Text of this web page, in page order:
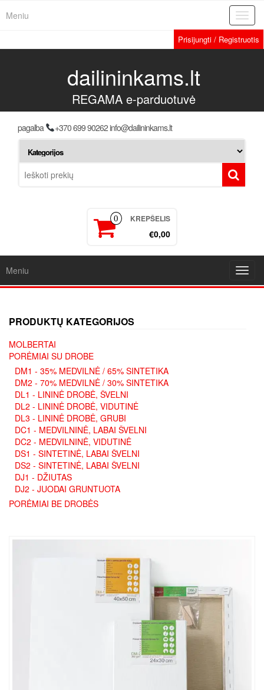
Meniu
Prisijungti / Registruotis
dailininkams.lt
REGAMA e-parduotuvė
pagalba +370 699 90262 info@dailininkams.lt
0 KREPŠELIS
€0,00
Meniu
PRODUKTŲ KATEGORIJOS
MOLBERTAI
PORĖMIAI SU DROBE
DM1 - 35% MEDVILNĖ / 65% SINTETIKA
DM2 - 70% MEDVILNĖ / 30% SINTETIKA
DL1 - LININĖ DROBĖ, ŠVELNI
DL2 - LININĖ DROBĖ, VIDUTINĖ
DL3 - LININĖ DROBĖ, GRUBI
DC1 - MEDVILNINĖ, LABAI ŠVELNI
DC2 - MEDVILNINĖ, VIDUTINĖ
DS1 - SINTETINĖ, LABAI ŠVELNI
DS2 - SINTETINĖ, LABAI ŠVELNI
DJ1 - DŽIUTAS
DJ2 - JUODAI GRUNTUOTA
PORĖMIAI BE DROBĖS